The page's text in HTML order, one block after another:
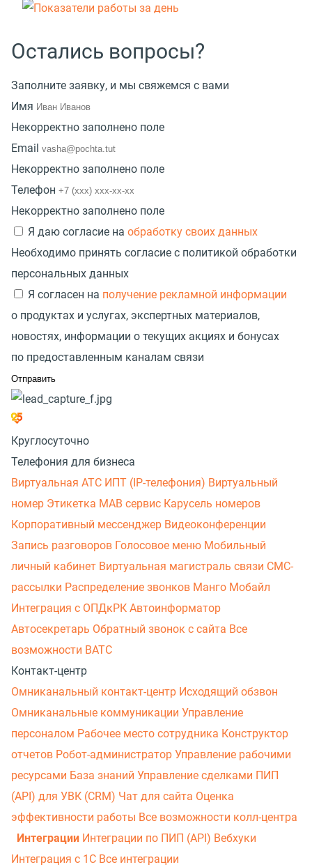
Остались вопросы?
Заполните заявку, и мы свяжемся с вами
Имя
Некорректно заполнено поле
Email
Некорректно заполнено поле
Телефон
Некорректно заполнено поле
Я даю согласие на обработку своих данных
Необходимо принять согласие с политикой обработки
персональных данных
Я согласен на получение рекламной информации
о продуктах и услугах, экспертных материалов,
новостях, информации о текущих акциях и бонусах
по предоставленным каналам связи
Круглосуточно
Телефония для бизнеса
Виртуальная АТС ИПТ (IP-телефония) Виртуальный
номер Этикетка МАВ сервис Карусель номеров
Корпоративный мессенджер Видеоконференции
Запись разговоров Голосовое меню Мобильный
личный кабинет Виртуальная магистраль связи СМС-
рассылки Распределение звонков Манго Мобайл
Интеграция с ОПДкРК Автоинформатор
Автосекретарь Обратный звонок с сайта Все
возможности ВАТС
Контакт-центр
Омниканальный контакт-центр Исходящий обзвон
Омниканальные коммуникации Управление
персоналом Рабочее место сотрудника Конструктор
отчетов Робот-администратор Управление рабочими
ресурсами База знаний Управление сделками ПИП
(API) для УВК (CRM) Чат для сайта Оценка
эффективности работы Все возможности колл-центра
Интеграции Интеграции по ПИП (API) Вебхуки
Интеграция с 1С Все интеграции